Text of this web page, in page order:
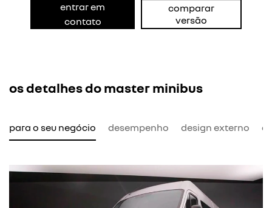
entrar em
contato
comparar
versão
os detalhes do master minibus
para o seu negócio desempenho design externo